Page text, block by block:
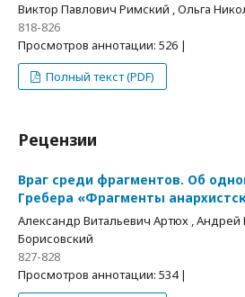
Виктор Павлович Римский , Ольга
818-826
Просмотров аннотации: 526 |
Полный текст (PDF)
Рецензии
Враг среди фрагментов. Об
Гребера «Фрагменты
Александр Витальевич Артюх ,
Борисовский
827-828
Просмотров аннотации: 534 |